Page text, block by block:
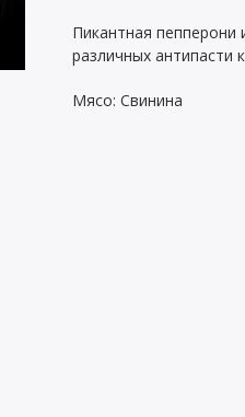
Пикантная пепперони
различных антипасти
Мясо: Свинина